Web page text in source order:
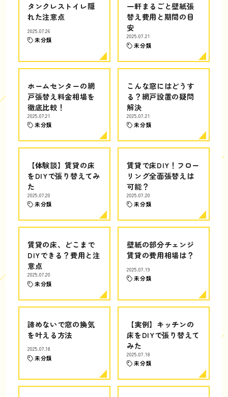
タンクレストイレ隠
れた注意点
2025.07.26
未分類
一軒まるごと壁紙張
替え費用と期間の目
安
2025.07.21
未分類
ホームセンターの網
戸張替え料金相場を
徹底比較！
2025.07.21
未分類
こんな窓にはどうす
る？網戸設置の疑問
解決
2025.07.21
未分類
【体験談】賃貸の床
をDIYで張り替えてみ
た
2025.07.20
未分類
賃貸で床DIY！フロー
リング全面張替えは
可能？
2025.07.20
未分類
賃貸の床、どこまで
DIYできる？費用と注
意点
2025.07.20
未分類
壁紙の部分チェンジ
賃貸の費用相場は？
2025.07.19
未分類
諦めないで窓の換気
を叶える方法
2025.07.18
未分類
【実例】キッチンの
床をDIYで張り替えて
みた
2025.07.18
未分類